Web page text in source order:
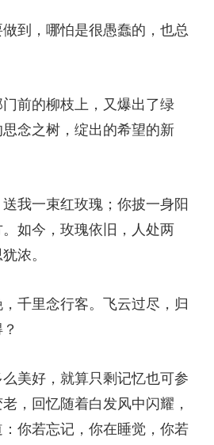
到，哪怕是很愚蠢的，也总
前的柳枝上，又爆出了绿
念之树，绽出的希望的新
我一束红玫瑰；你披一身阳
如今，玫瑰依旧，人处两
浓。
千里念行客。飞云过尽，归
美好，就算只剩记忆也可参
，回忆随着白发风中闪耀，
你若忘记，你在睡觉，你若